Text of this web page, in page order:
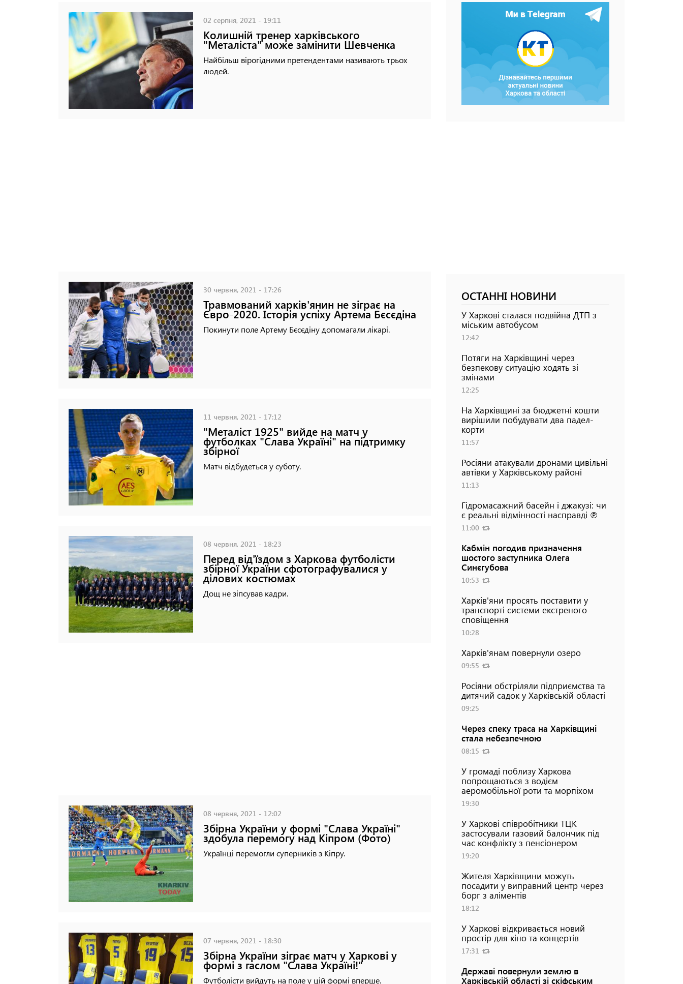
02 серпня, 2021 - 19:11
Колишній тренер харківського
"Металіста" може замінити Шевченка
Найбільш вірогідними претендентами називають трьох
людей.
30 червня, 2021 - 17:26
Травмований харків'янин не зіграє на
Євро-2020. Історія успіху Артема Бєсєдіна
Покинути поле Артему Бєсєдіну допомагали лікарі.
11 червня, 2021 - 17:12
"Металіст 1925" вийде на матч у
футболках "Слава Україні" на підтримку
збірної
Матч відбудеться у суботу.
08 червня, 2021 - 18:23
Перед від'їздом з Харкова футболісти
збірної України сфотографувалися у
ділових костюмах
Дощ не зіпсував кадри.
08 червня, 2021 - 12:02
Збірна України у формі "Слава Україні"
здобула перемогу над Кіпром (Фото)
Українці перемогли суперників з Кіпру.
07 червня, 2021 - 18:30
Збірна України зіграє матч у Харкові у
формі з гаслом "Слава Україні!"
Футболісти вийдуть на поле у цій формі вперше.
ОСТАННІ НОВИНИ
У Харкові сталася подвійна ДТП з
міським автобусом
12:42
Потяги на Харківщині через
безпекову ситуацію ходять зі
змінами
12:25
На Харківщині за бюджетні кошти
вирішили побудувати два падел-
корти
11:57
Росіяни атакували дронами цивільні
автівки у Харківському районі
11:13
Гідромасажний басейн і джакузі: чи
є реальні відмінності насправді ℗
11:00
Кабмін погодив призначення
шостого заступника Олега
Синєгубова
10:53
Харків'яни просять поставити у
транспорті системи екстреного
сповіщення
10:28
Харків'янам повернули озеро
09:55
Росіяни обстріляли підприємства та
дитячий садок у Харківській області
09:25
Через спеку траса на Харківщині
стала небезпечною
08:15
У громаді поблизу Харкова
попрощаються з водієм
аеромобільної роти та морпіхом
19:30
У Харкові співробітники ТЦК
застосували газовий балончик під
час конфлікту з пенсіонером
19:20
Жителя Харківщини можуть
посадити у виправний центр через
борг з аліментів
18:12
У Харкові відкривається новий
простір для кіно та концертів
17:31
Державі повернули землю в
Харківській області зі скіфським